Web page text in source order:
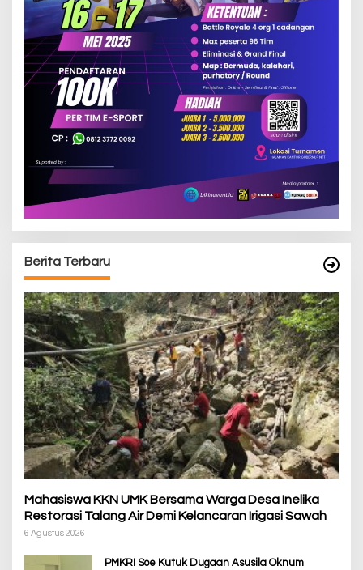
Berita Terbaru
Mahasiswa KKN UMK Bersama Warga Desa Inelika
Restorasi Talang Air Demi Kelancaran Irigasi Sawah
6 Agustus 2026
PMKRI Soe Kutuk Dugaan Asusila Oknum